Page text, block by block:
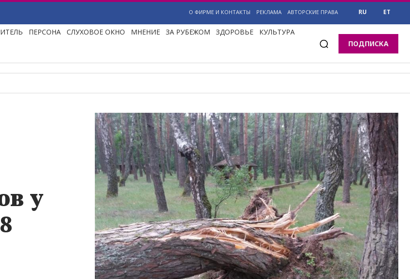
О ФИРМЕ И КОНТАКТЫ РЕКЛАМА АВТОРСКИЕ ПРАВА RU ET
ПЕРСОНА СЛУХОВОЕ ОКНО МНЕНИЕ ЗА РУБЕЖОМ ЗДОРОВЬЕ КУЛЬТУРА
ПОДПИСКА
у